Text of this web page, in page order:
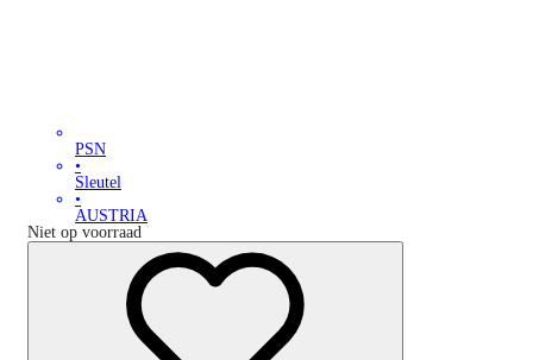
PSN
•
Sleutel
•
AUSTRIA
Niet op voorraad